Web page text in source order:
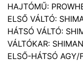
HAJTÓMŰ:
ELSŐ VÁLTÓ:
HÁTSÓ VÁLTÓ:
VÁLTÓKAR:
ELSŐ-HÁTSÓ AGY/